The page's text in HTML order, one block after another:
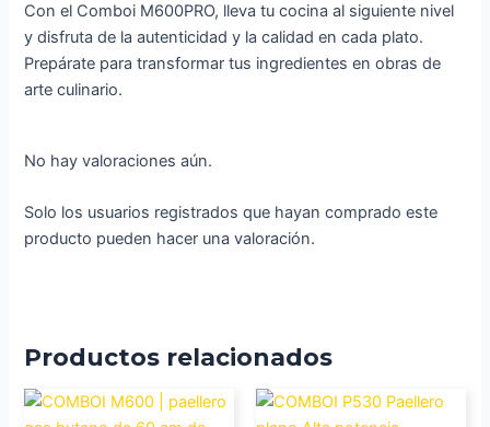
Con el Comboi M600PRO, lleva tu cocina al siguiente nivel
y disfruta de la autenticidad y la calidad en cada plato.
Prepárate para transformar tus ingredientes en obras de
arte culinario.
No hay valoraciones aún.
Solo los usuarios registrados que hayan comprado este
producto pueden hacer una valoración.
Productos relacionados